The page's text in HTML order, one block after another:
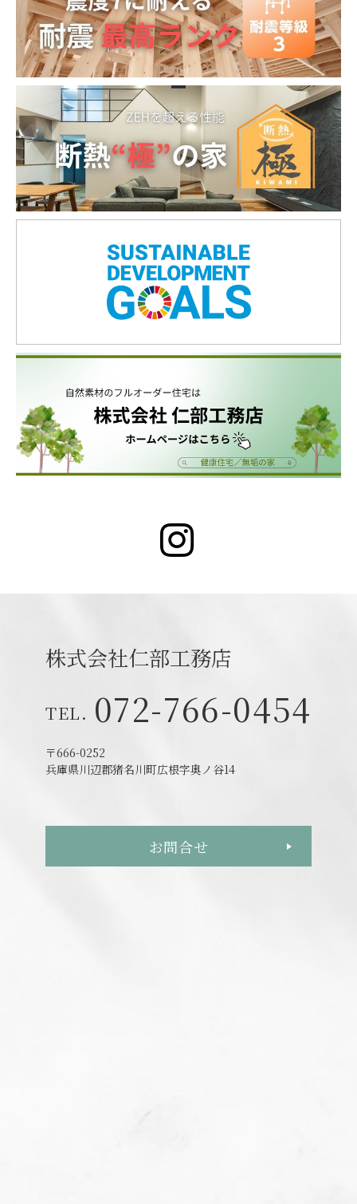
株式会社仁部工務店
072-766-0454
〒666-0252
兵庫県川辺郡猪名川町広根字奥ノ谷14
お問合せ